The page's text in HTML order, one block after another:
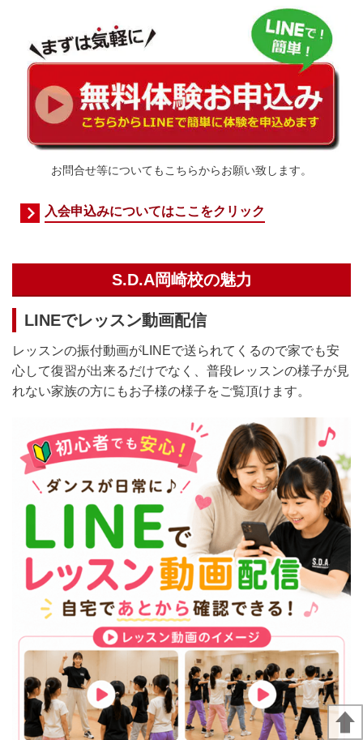
お問合せ等についてもこちらからお願い致します。
入会申込みについてはここをクリック
S.D.A岡崎校の魅力
LINEでレッスン動画配信
レッスンの振付動画がLINEで送られてくるので家でも安
心して復習が出来るだけでなく、普段レッスンの様子が見
れない家族の方にもお子様の様子をご覧頂けます。